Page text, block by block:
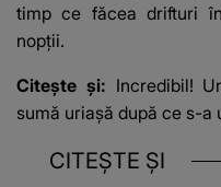
timp ce făcea drifturi
nopții.
Citește și: Incredibil!
sumă uriașă după ce s-a
CITEȘTE ȘI